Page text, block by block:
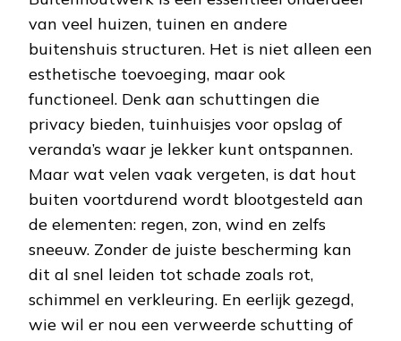
van veel huizen, tuinen en andere
buitenshuis structuren. Het is niet alleen een
esthetische toevoeging, maar ook
functioneel. Denk aan schuttingen die
privacy bieden, tuinhuisjes voor opslag of
veranda’s waar je lekker kunt ontspannen.
Maar wat velen vaak vergeten, is dat hout
buiten voortdurend wordt blootgesteld aan
de elementen: regen, zon, wind en zelfs
sneeuw. Zonder de juiste bescherming kan
dit al snel leiden tot schade zoals rot,
schimmel en verkleuring. En eerlijk gezegd,
wie wil er nou een verweerde schutting of